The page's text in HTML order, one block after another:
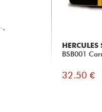
HERCULES
BSB001
32.50 €